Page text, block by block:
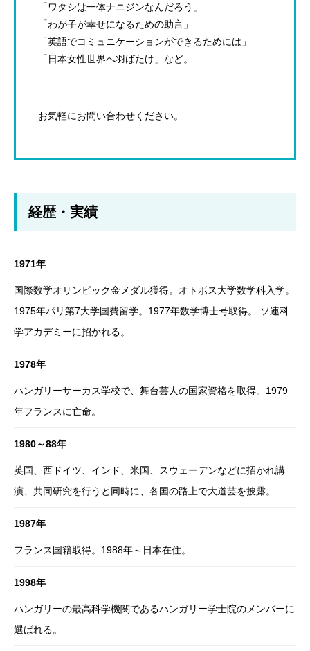
「ワタシは一体ナニジンなんだろう」
「わが子が幸せになるための助言」
「英語でコミュニケーションができるためには」
「日本女性世界へ羽ばたけ」など。
お気軽にお問い合わせください。
経歴・実績
1971年
国際数学オリンピック金メダル獲得。オトボス大学数学科入学。
1975年パリ第7大学国費留学。1977年数学博士号取得。 ソ連科
学アカデミーに招かれる。
1978年
ハンガリーサーカス学校で、舞台芸人の国家資格を取得。1979
年フランスに亡命。
1980～88年
英国、西ドイツ、インド、米国、スウェーデンなどに招かれ講
演、共同研究を行うと同時に、各国の路上で大道芸を披露。
1987年
フランス国籍取得。1988年～日本在住。
1998年
ハンガリーの最高科学機関であるハンガリー学士院のメンバーに
選ばれる。